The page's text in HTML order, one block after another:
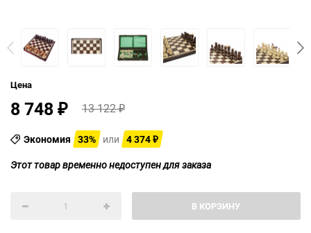
Цена
8 748 ₽ 13 122₽
Экономия 33% или 4 374 ₽
Этот товар временно недоступен для заказа
В КОРЗИНУ